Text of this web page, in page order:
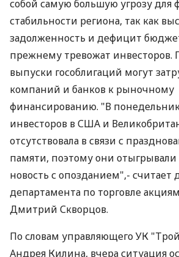
собой самую большую угрозу для
стабильности региона, так как
задолженность и дефицит
прежнему тревожат инвесторов.
выпуски гособлигаций могут
компаний и банков к рыночному
финансированию. "В
инвесторов в США и
отсутствовала в связи с
памяти, поэтому они
новость с опозданием",- считает
департамента по торговле
Дмитрий Скворцов.
По словам управляющего УК
Андрея Килина, вчера ситуация